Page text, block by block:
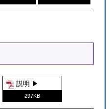
説明 ▶︎
297KB